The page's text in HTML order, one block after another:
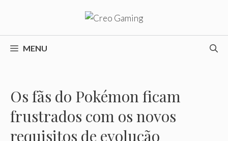
o
conteúdoMENU
Os fãs do Pokémon ficam
frustrados com os novos
requisitos de evolução